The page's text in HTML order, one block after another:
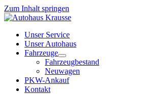
Zum Inhalt springen
Unser Service
Unser Autohaus
Fahrzeuge
Fahrzeugbestand
Neuwagen
PKW-Ankauf
Kontakt